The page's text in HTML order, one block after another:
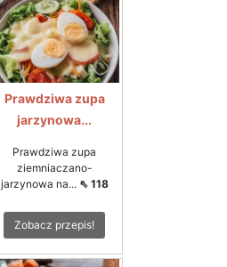
Prawdziwa zupa
jarzynowa...
Prawdziwa zupa
ziemniaczano-
jarzynowa na... ⇖ 118
Zobacz przepis!